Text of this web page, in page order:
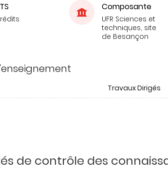
Composante
UFR Sciences et
techniques, site
de Besançon
Travaux Dirigés
de contrôle des